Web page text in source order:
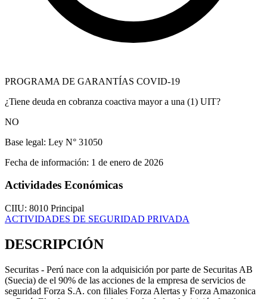
PROGRAMA DE GARANTÍAS COVID-19
¿Tiene deuda en cobranza coactiva mayor a una (1) UIT?
NO
Base legal: Ley N° 31050
Fecha de información: 1 de enero de 2026
Actividades Económicas
CIIU: 8010 Principal
ACTIVIDADES DE SEGURIDAD PRIVADA
DESCRIPCIÓN
Securitas - Perú nace con la adquisición por parte de Securitas AB
(Suecia) de el 90% de las acciones de la empresa de servicios de
seguridad Forza S.A. con filiales Forza Alertas y Forza Amazonica